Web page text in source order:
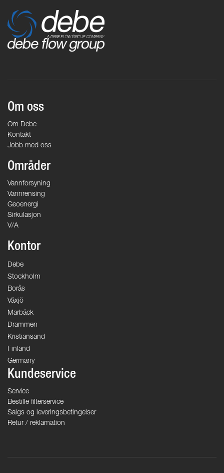
Om oss
Om Debe
Kontakt
Jobb med oss
Områder
Vannforsyning
Vannrensing
Geoenergi
Sirkulasjon
V/A
Kontor
Debe
Stockholm
Borås
Växjö
Marbäck
Drammen
Kristiansand
Finland
Germany
Kundeservice
Service
Bestille filterservice
Salgs og leveringsbetingelser
Retur / reklamation